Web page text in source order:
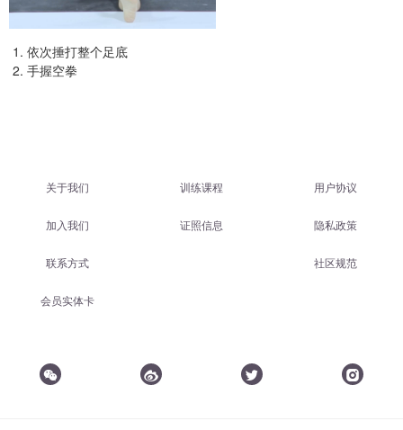
依次捶打整个足底
手握空拳
关于我们
加入我们
联系方式
会员实体卡
训练课程
证照信息
用户协议
隐私政策
社区规范